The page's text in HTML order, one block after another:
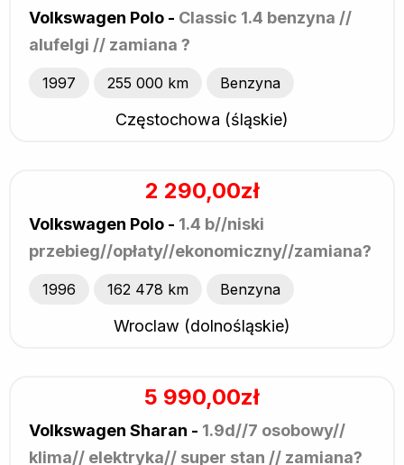
Volkswagen Polo - Classic 1.4 benzyna //
alufelgi // zamiana ?
1997 255 000 km Benzyna
Częstochowa (śląskie)
2 290,00zł
Volkswagen Polo - 1.4 b//niski
przebieg//opłaty//ekonomiczny//zamiana?
1996 162 478 km Benzyna
Wroclaw (dolnośląskie)
5 990,00zł
Volkswagen Sharan - 1.9d//7 osobowy//
klima// elektryka// super stan // zamiana?